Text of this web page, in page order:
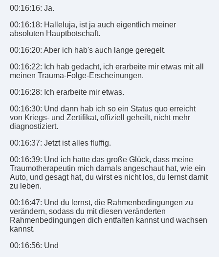
00:16:16: Ja.
00:16:18: Halleluja, ist ja auch eigentlich meiner
absoluten Hauptbotschaft.
00:16:20: Aber ich hab's auch lange geregelt.
00:16:22: Ich hab gedacht, ich erarbeite mir etwas mit all
meinen Trauma-Folge-Erscheinungen.
00:16:28: Ich erarbeite mir etwas.
00:16:30: Und dann hab ich so ein Status quo erreicht
von Kriegs- und Zertifikat, offiziell geheilt, nicht mehr
diagnostiziert.
00:16:37: Jetzt ist alles fluffig.
00:16:39: Und ich hatte das große Glück, dass meine
Traumotherapeutin mich damals angeschaut hat, wie ein
Auto, und gesagt hat, du wirst es nicht los, du lernst damit
zu leben.
00:16:47: Und du lernst, die Rahmenbedingungen zu
verändern, sodass du mit diesen veränderten
Rahmenbedingungen dich entfalten kannst und wachsen
kannst.
00:16:56: Und